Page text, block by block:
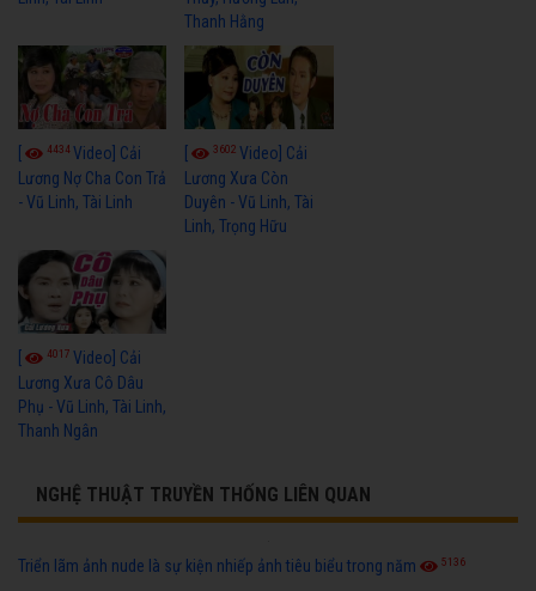
Thanh Hằng
4434Video] Cải
Lương Nợ Cha Con Trả
- Vũ Linh, Tài Linh
3602Video] Cải
Lương Xưa Còn
Duyên - Vũ Linh, Tài
Linh, Trọng Hữu
[ 4017 Video] Cải
Lương Xưa Cô Dâu
Phụ - Vũ Linh, Tài Linh,
Thanh Ngân
NGHỆ THUẬT TRUYỀN THỐNG LIÊN QUAN
Triển lãm ảnh nude là sự kiện nhiếp ảnh tiêu biểu trong năm 5136